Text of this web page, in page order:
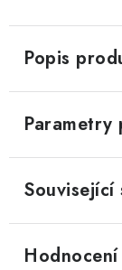
Popis
Parametry